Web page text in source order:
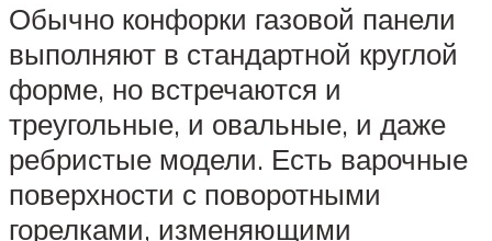
Обычно конфорки газовой панели
выполняют в стандартной круглой
форме, но встречаются и
треугольные, и овальные, и даже
ребристые модели. Есть варочные
поверхности с поворотными
горелками, изменяющими